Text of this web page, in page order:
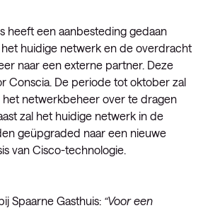
heeft een aanbesteding gedaan
huidige netwerk en de overdracht
naar een externe partner. Deze
Conscia. De periode tot oktober zal
netwerkbeheer over te dragen
zal het huidige netwerk in de
geüpgraded naar een nieuwe
van Cisco-technologie.
Spaarne Gasthuis: “Voor een